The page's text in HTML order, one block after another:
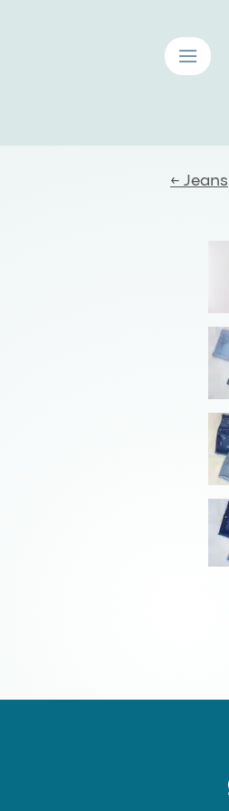
≡
← Jeans